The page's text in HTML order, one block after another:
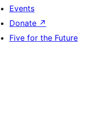
Events
Donate ↗
Five for the Future